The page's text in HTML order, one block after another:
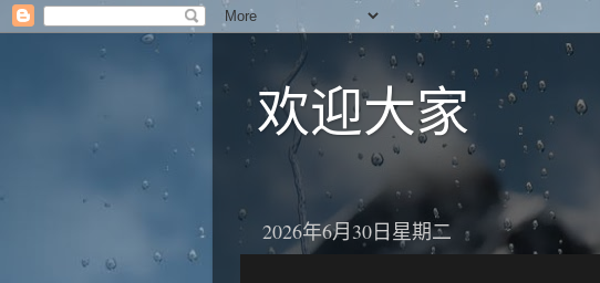
欢迎大家
2026年6月30日星期二